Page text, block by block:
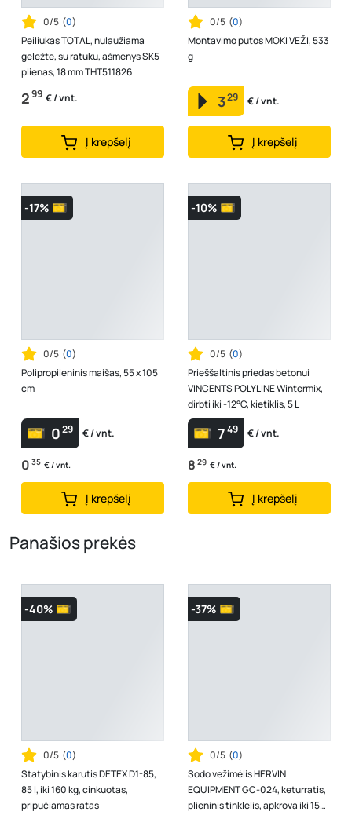
0/5 (0)
Peiliukas TOTAL, nulaužiama
geležte, su ratuku, ašmenys SK5
plienas, 18 mm THT511826
299 € / vnt.
Į krepšelį
0/5 (0)
Montavimo putos MOKI VEŽI, 533
g
329 € / vnt.
Į krepšelį
-17%
0/5 (0)
Polipropileninis maišas, 55 x 105
cm
029 € / vnt.
0 35 € / vnt.
Į krepšelį
-10%
0/5 (0)
Prieššaltinis priedas betonui
VINCENTS POLYLINE Wintermix,
dirbti iki -12°C, kietiklis, 5 L
749 € / vnt.
8 29 € / vnt.
Į krepšelį
Panašios prekės
-40%
0/5 (0)
Statybinis karutis DETEX D1-85,
85 l, iki 160 kg, cinkuotas,
pripučiamas ratas
-37%
0/5 (0)
Sodo vežimėlis HERVIN
EQUIPMENT GC-024, keturratis,
plieninis tinklelis, apkrova iki 150